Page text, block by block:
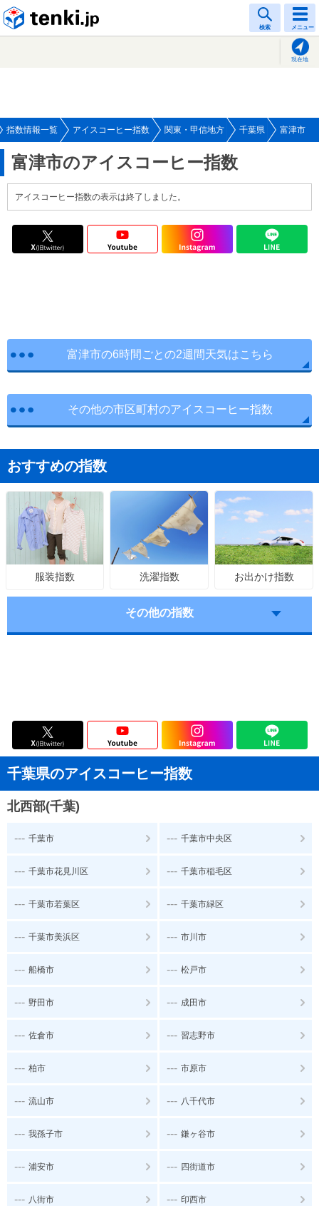
検索 メニュー
現在地
指数情報一覧 アイスコーヒー指数 関東・甲信地方 千葉県 富津市
富津市のアイスコーヒー指数
アイスコーヒー指数の表示は終了しました。
富津市の6時間ごとの2週間天気はこちら
その他の市区町村のアイスコーヒー指数
おすすめの指数
服装指数 洗濯指数 お出かけ指数
その他の指数
千葉県のアイスコーヒー指数
北西部(千葉)
--- 千葉市 --- 千葉市中央区
--- 千葉市花見川区 --- 千葉市稲毛区
--- 千葉市若葉区 --- 千葉市緑区
--- 千葉市美浜区 --- 市川市
--- 船橋市 --- 松戸市
--- 野田市 --- 成田市
--- 佐倉市 --- 習志野市
--- 柏市 --- 市原市
--- 流山市 --- 八千代市
--- 我孫子市 --- 鎌ヶ谷市
--- 浦安市 --- 四街道市
--- 八街市 --- 印西市